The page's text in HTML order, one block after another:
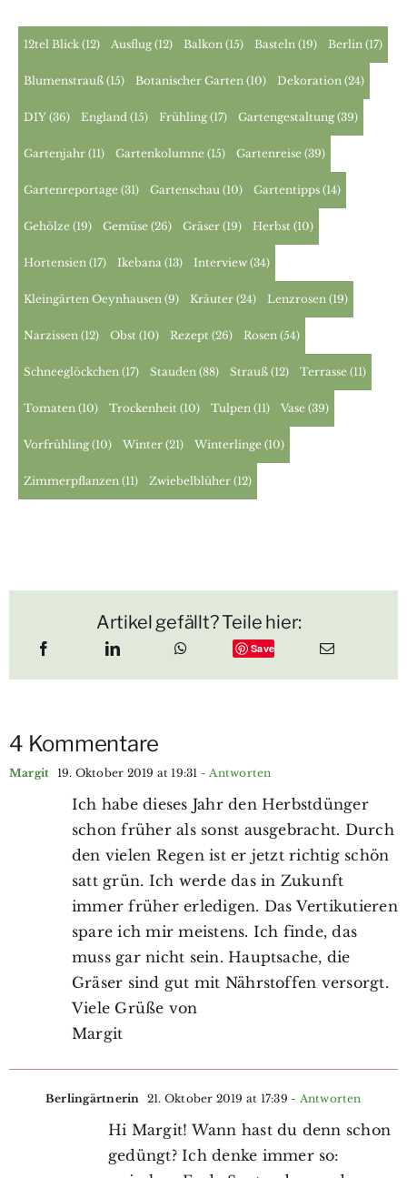
12tel Blick (12) Ausflug (12) Balkon (15) Basteln (19) Berlin (17)
Blumenstrauß (15) Botanischer Garten (10) Dekoration (24)
DIY (36) England (15) Frühling (17) Gartengestaltung (39)
Gartenjahr (11) Gartenkolumne (15) Gartenreise (39)
Gartenreportage (31) Gartenschau (10) Gartentipps (14)
Gehölze (19) Gemüse (26) Gräser (19) Herbst (10)
Hortensien (17) Ikebana (13) Interview (34)
Kleingärten Oeynhausen (9) Kräuter (24) Lenzrosen (19)
Narzissen (12) Obst (10) Rezept (26) Rosen (54)
Schneeglöckchen (17) Stauden (88) Strauß (12) Terrasse (11)
Tomaten (10) Trockenheit (10) Tulpen (11) Vase (39)
Vorfrühling (10) Winter (21) Winterlinge (10)
Zimmerpflanzen (11) Zwiebelblüher (12)
Artikel gefällt? Teile hier:
Save
4 Kommentare
Margit 19. Oktober 2019 at 19:31 - Antworten
Ich habe dieses Jahr den Herbstdünger
schon früher als sonst ausgebracht. Durch
den vielen Regen ist er jetzt richtig schön
satt grün. Ich werde das in Zukunft
immer früher erledigen. Das Vertikutieren
spare ich mir meistens. Ich finde, das
muss gar nicht sein. Hauptsache, die
Gräser sind gut mit Nährstoffen versorgt.
Viele Grüße von
Margit
Berlingärtnerin 21. Oktober 2019 at 17:39 - Antworten
Hi Margit! Wann hast du denn schon
gedüngt? Ich denke immer so: